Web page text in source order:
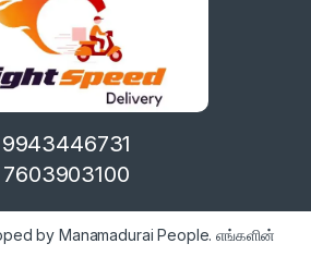
9943446731
7603903100
by Manamadurai People. எங்களின்